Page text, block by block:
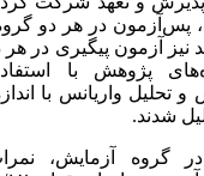
پس‌آزمون در هر دو گروه
نیز آزمون پیگیری در هر
پژوهش با
و تحلیل واریانس با
شدند.
گروه آزمایش،